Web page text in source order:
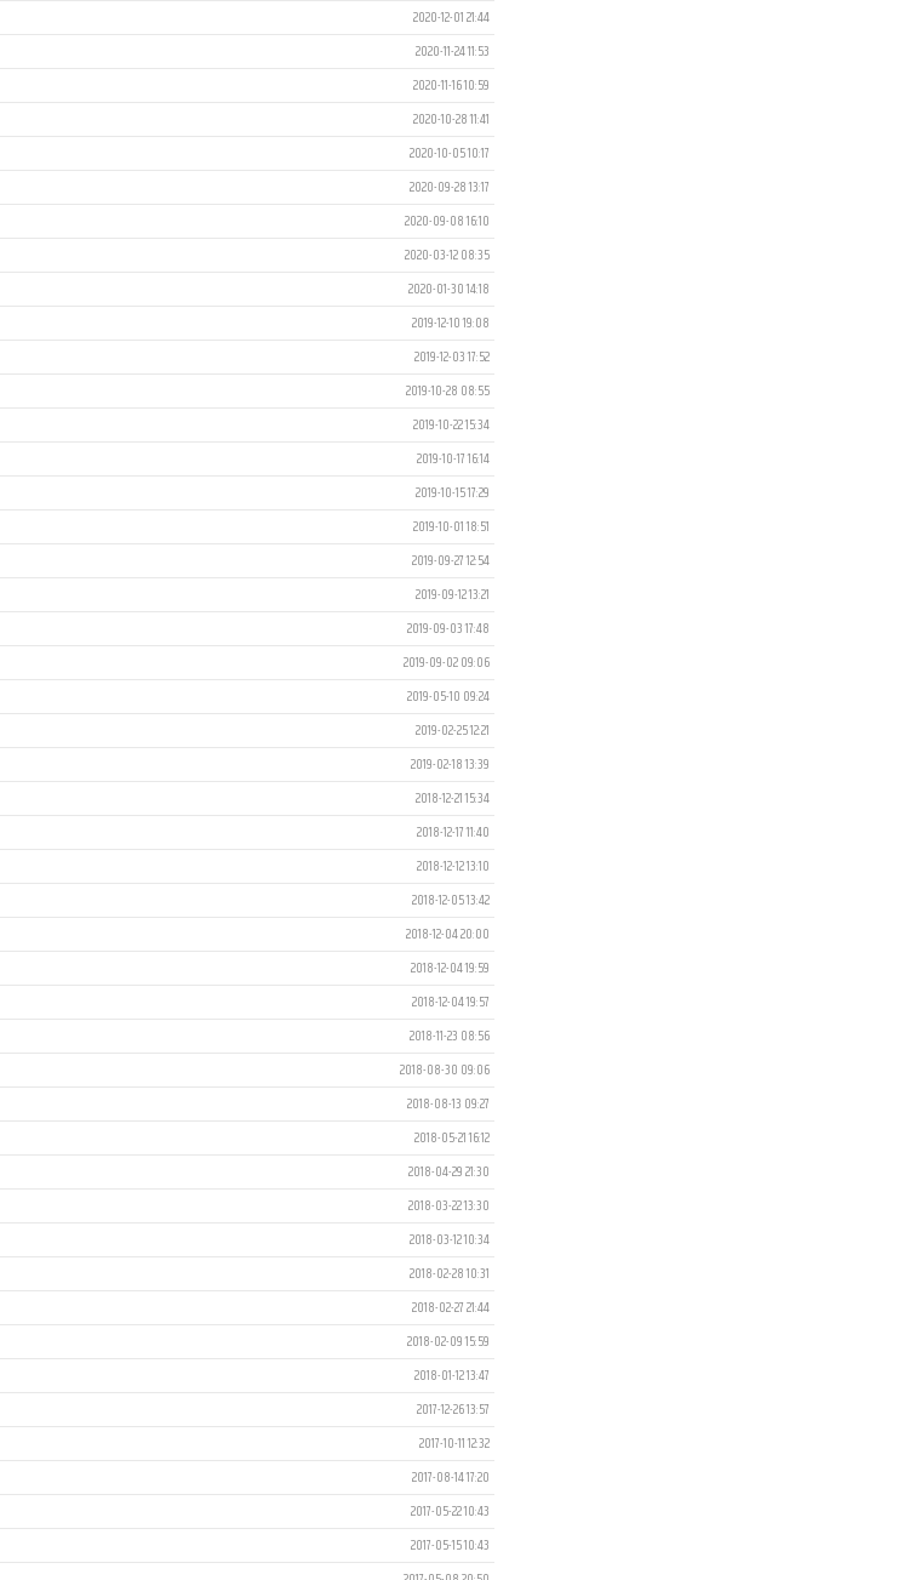
2020-12-01 21:44
2020-11-24 11:53
2020-11-16 10:59
2020-10-28 11:41
2020-10-05 10:17
2020-09-28 13:17
2020-09-08 16:10
2020-03-12 08:35
2020-01-30 14:18
2019-12-10 19:08
2019-12-03 17:52
2019-10-28 08:55
2019-10-22 15:34
2019-10-17 16:14
2019-10-15 17:29
2019-10-01 18:51
2019-09-27 12:54
2019-09-12 13:21
2019-09-03 17:48
2019-09-02 09:06
2019-05-10 09:24
2019-02-25 12:21
2019-02-18 13:39
2018-12-21 15:34
2018-12-17 11:40
2018-12-12 13:10
2018-12-05 13:42
2018-12-04 20:00
2018-12-04 19:59
2018-12-04 19:57
2018-11-23 08:56
2018-08-30 09:06
2018-08-13 09:27
2018-05-21 16:12
2018-04-29 21:30
2018-03-22 13:30
2018-03-12 10:34
2018-02-28 10:31
2018-02-27 21:44
2018-02-09 15:59
2018-01-12 13:47
2017-12-26 13:57
2017-10-11 12:32
2017-08-14 17:20
2017-05-22 10:43
2017-05-15 10:43